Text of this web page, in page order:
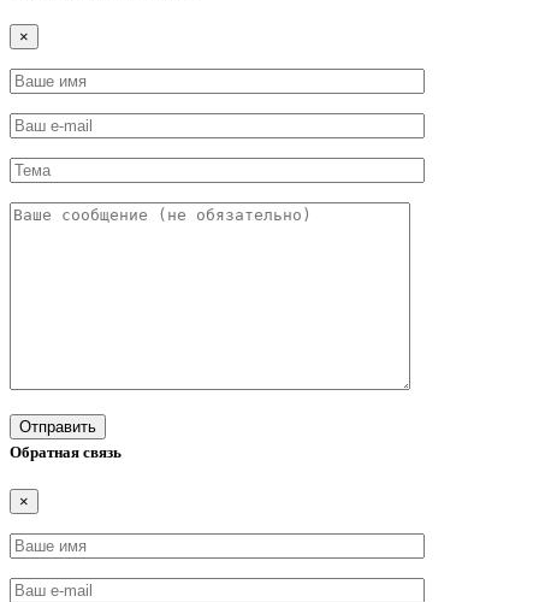
×
Обратная связь
×